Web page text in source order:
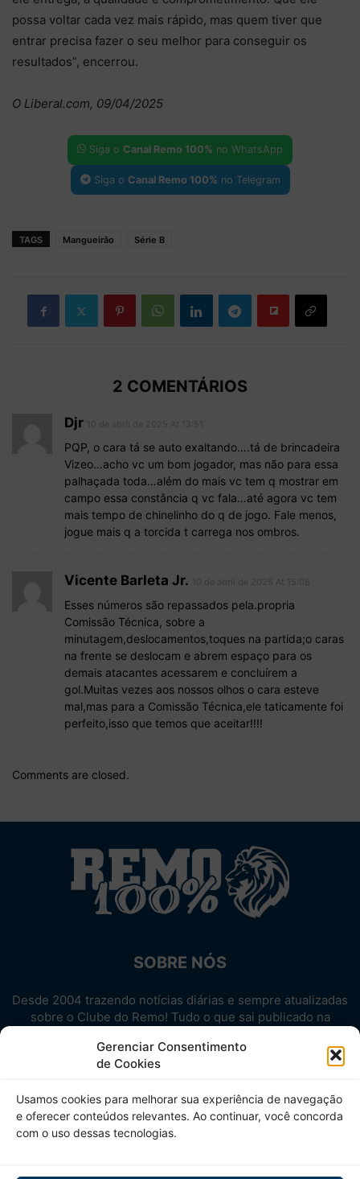
Gerenciar Consentimento
de Cookies
Usamos cookies para melhorar sua experiência de navegação
e oferecer conteúdos relevantes. Ao continuar, você concorda
com o uso dessas tecnologias.
possa voltar cada vez mais rápido, mas quem tiver que
entrar precisa fazer o seu melhor para conseguir os
resultados”, encerrou.
O Liberal.com, 09/04/2025
Siga o Canal Remo 100% no WhatsApp
Siga o Canal Remo 100% no Telegram
TAGS Mangueirão Série B
2 COMENTÁRIOS
Djr
PQP, o cara tá se auto exaltando….tá de brincadeira
Vizeo…acho vc um bom jogador, mas não para essa
palhaçada toda…além do mais vc tem q mostrar em
campo essa constância q vc fala…até agora vc tem
mais tempo de chinelinho do q de jogo. Fale menos,
jogue mais q a torcida t carrega nos ombros.
Vicente Barleta Jr.
Esses números são repassados pela.propria
Comissão Técnica, sobre a
minutagem,deslocamentos,toques na partida;o caras
na frente se deslocam e abrem espaço para os
demais atacantes acessarem e concluírem a
gol.Muitas vezes aos nossos olhos o cara esteve
mal,mas para a Comissão Técnica,ele taticamente foi
perfeito,isso que temos que aceitar!!!!
Comments are closed.
SOBRE NÓS
Desde 2004 trazendo notícias diárias e sempre atualizadas
sobre o Clube do Remo! Tudo o que sai publicado na
Aproveite! Site não-oficial.
SIGA-NOS